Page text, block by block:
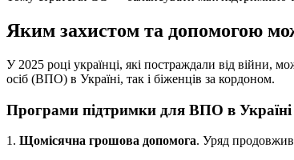
Яким захистом та допомогою
У 2025 році українці, які постраждали від війни,
осіб (ВПО) в Україні, так і біженців за кордоном.
Програми підтримки для ВПО в Україні
1. Щомісячна грошова допомога. Уряд